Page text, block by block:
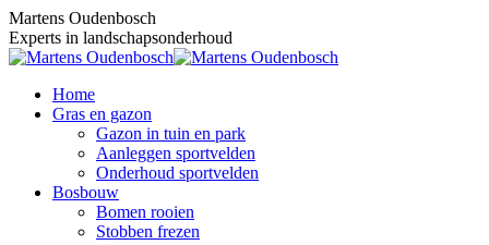
Skip
to
content
Martens Oudenbosch
Experts in landschapsonderhoud
Home
Gras en gazon
Gazon in tuin en park
Aanleggen sportvelden
Onderhoud sportvelden
Bosbouw
Bomen rooien
Stobben frezen